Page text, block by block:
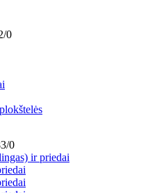
0
0
ir priedai